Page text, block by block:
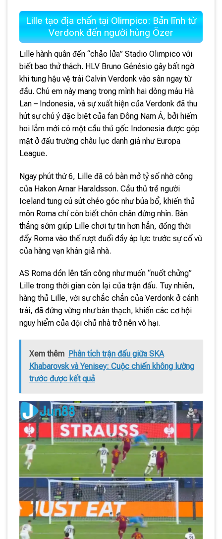
Lille tạo địa chấn tại Olimpico: Bản lĩnh từ
Verdonk đến người hùng Özer
Lille hành quân đến “chảo lửa” Stadio Olimpico với
biết bao thử thách. HLV Bruno Génésio gây bất ngờ
khi tung hậu vệ trái Calvin Verdonk vào sân ngay từ
đầu. Chú em này mang trong mình hai dòng máu Hà
Lan – Indonesia, và sự xuất hiện của Verdonk đã thu
hút sự chú ý đặc biệt của fan Đông Nam Á, bởi hiếm
hoi lắm mới có một cầu thủ gốc Indonesia được góp
mặt ở đấu trường châu lục danh giá như Europa
League.
Ngay phút thứ 6, Lille đã có bàn mở tỷ số nhờ công
của Hakon Arnar Haraldsson. Cầu thủ trẻ người
Iceland tung cú sút chéo góc như búa bổ, khiến thủ
môn Roma chỉ còn biết chôn chân đứng nhìn. Bàn
thắng sớm giúp Lille chơi tự tin hơn hẳn, đồng thời
đẩy Roma vào thế rượt đuổi đầy áp lực trước sự cổ vũ
của hàng vạn khán giả nhà.
AS Roma dồn lên tấn công như muốn “nuốt chửng”
Lille trong thời gian còn lại của trận đấu. Tuy nhiên,
hàng thủ Lille, với sự chắc chắn của Verdonk ở cánh
trái, đã đứng vững như bàn thạch, khiến các cơ hội
nguy hiểm của đội chủ nhà trở nên vô hại.
Xem thêm Phân tích trận đấu giữa SKA
Khabarovsk và Yenisey: Cuộc chiến không lường
trước được kết quả